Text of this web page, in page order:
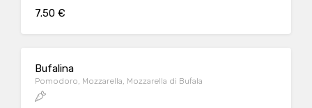
7.50 €
Bufalina
Pomodoro, Mozzarella, Mozzarella di Bufala